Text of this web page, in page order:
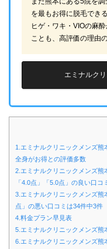
を最もお得に脱毛でき
ヒゲ・ワキ・VIOの麻
ことも、高評価の理由
エミナルク
1.エミナルクリニックメンズ熊
全身がお得との評価多数
2.エミナルクリニックメンズ熊
「4.0点」「5.0点」の良い口コ
3.エミナルクリニックメンズ
点」の悪い口コミは34件中3件
4.料金プラン早見表
5.エミナルクリニックメンズ熊
6.エミナルクリニックメンズ